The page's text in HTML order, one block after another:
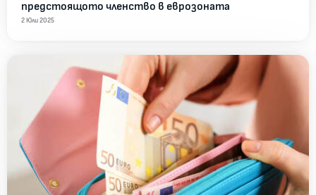
предстоящото членство в еврозоната
2 Юли 2025